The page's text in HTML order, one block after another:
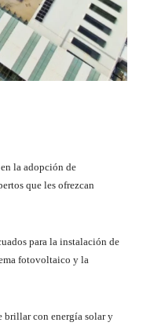
la adopción de
que les ofrezcan
para la instalación de
fotovoltaico y la
brillar con energía solar y